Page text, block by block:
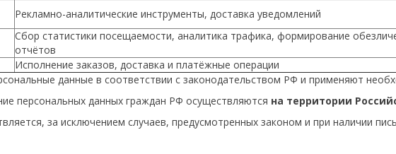
Рекламно-аналитические инструменты, доставка уведомлений
Сбор статистики посещаемости, аналитика трафика, формирование
отчётов
Исполнение заказов, доставка и платёжные операции
данные в соответствии с законодательством РФ и применяют
персональных данных граждан РФ осуществляются на территории
за исключением случаев, предусмотренных законом и при наличии